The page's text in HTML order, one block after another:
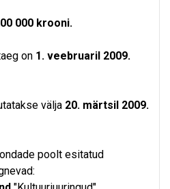
000 krooni.
on 1. veebruaril 2009.
välja 20. märtsil 2009.
poolt esitatud